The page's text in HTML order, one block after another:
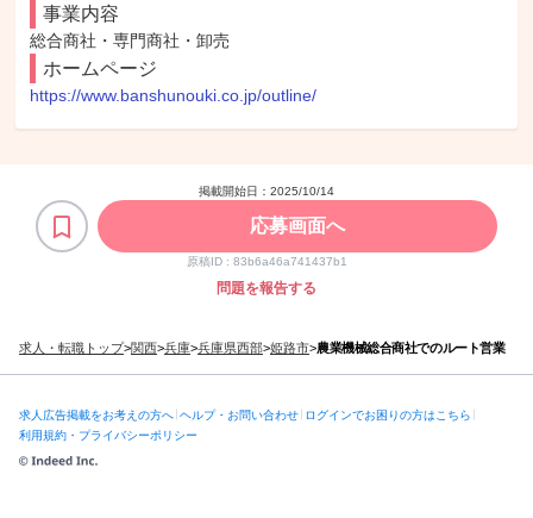
事業内容
総合商社・専門商社・卸売
ホームページ
https://www.banshunouki.co.jp/outline/
掲載開始日： 2025/10/14
応募画面へ
原稿ID : 83b6a46a741437b1
問題を報告する
求人・転職トップ>関西>兵庫>兵庫県西部>姫路市>農業機械総合商社でのルート営業
求人広告掲載をお考えの方へ ヘルプ・お問い合わせ ログインでお困りの方はこちら
利用規約・プライバシーポリシー